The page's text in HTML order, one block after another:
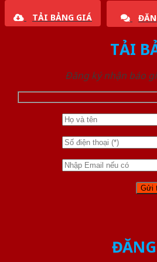
TẢI BẢNG GIÁ
TẢI
Đăng ký nhận báo